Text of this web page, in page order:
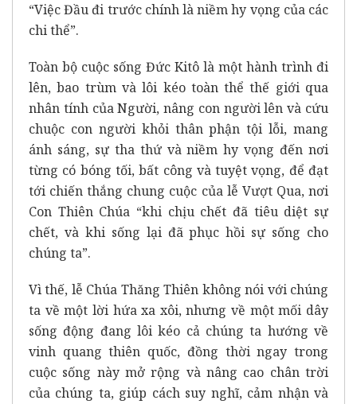
“Việc Đầu đi trước chính là niềm hy vọng của các
chi thể”.
Toàn bộ cuộc sống Đức Kitô là một hành trình đi
lên, bao trùm và lôi kéo toàn thể thế giới qua
nhân tính của Người, nâng con người lên và cứu
chuộc con người khỏi thân phận tội lỗi, mang
ánh sáng, sự tha thứ và niềm hy vọng đến nơi
từng có bóng tối, bất công và tuyệt vọng, để đạt
tới chiến thắng chung cuộc của lễ Vượt Qua, nơi
Con Thiên Chúa “khi chịu chết đã tiêu diệt sự
chết, và khi sống lại đã phục hồi sự sống cho
chúng ta”.
Vì thế, lễ Chúa Thăng Thiên không nói với chúng
ta về một lời hứa xa xôi, nhưng về một mối dây
sống động đang lôi kéo cả chúng ta hướng về
vinh quang thiên quốc, đồng thời ngay trong
cuộc sống này mở rộng và nâng cao chân trời
của chúng ta, giúp cách suy nghĩ, cảm nhận và